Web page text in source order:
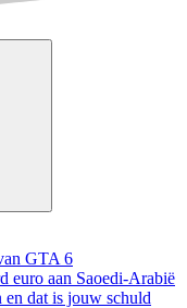
GTA 6
euro aan Saoedi-Arabië
en dat is jouw schuld